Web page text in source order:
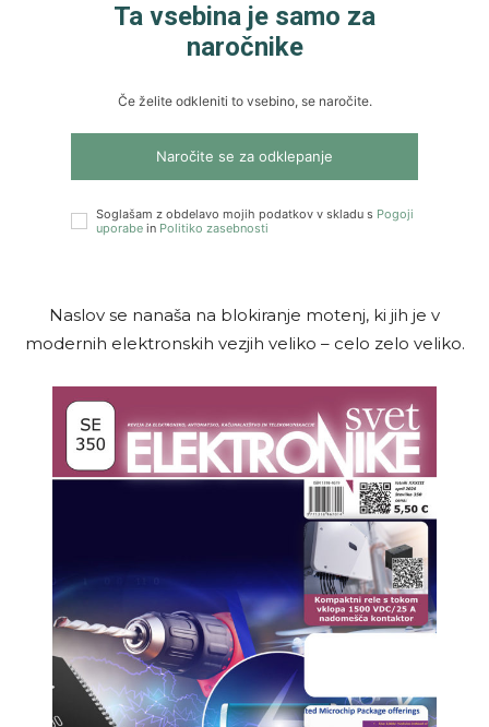
Ta vsebina je samo za
naročnike
Če želite odkleniti to vsebino, se naročite.
Naročite se za odklepanje
Soglašam z obdelavo mojih podatkov v skladu s Pogoji
uporabe in Politiko zasebnosti
Naslov se nanaša na blokiranje motenj, ki jih je v
modernih elektronskih vezjih veliko – celo zelo veliko.